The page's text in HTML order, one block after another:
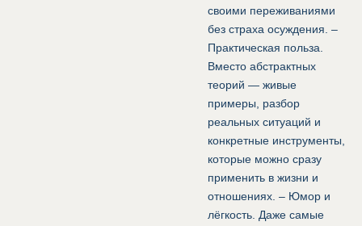
своими переживаниями
без страха осуждения. –
Практическая польза.
Вместо абстрактных
теорий — живые
примеры, разбор
реальных ситуаций и
конкретные инструменты,
которые можно сразу
применить в жизни и
отношениях. – Юмор и
лёгкость. Даже самые